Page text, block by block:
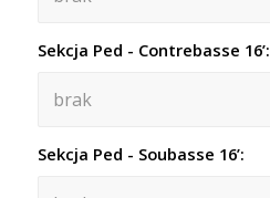
Sekcja Ped - Contrebasse 16’:
Sekcja Ped - Soubasse 16’: